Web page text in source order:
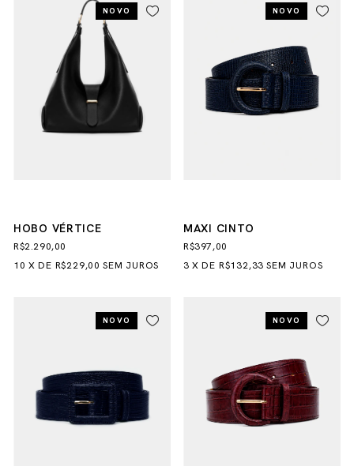
NOVO
HOBO VÉRTICE
R$2.290,00
10 XDE R$229,00 SEM JUROS
NOVO
MAXI CINTO
R$397,00
3 XDE R$132,33 SEM JUROS
NOVO NOVO